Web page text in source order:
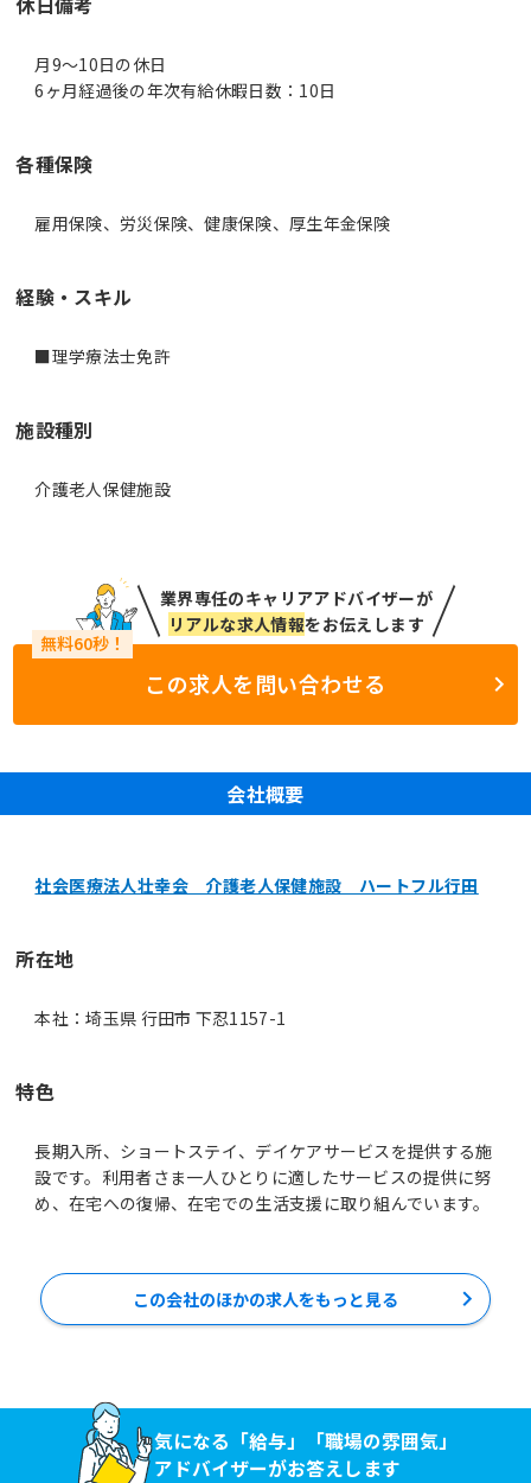
月9～10日の休日
6ヶ月経過後の年次有給休暇日数：10日
各種保険
雇用保険、労災保険、健康保険、厚生年金保険
経験・スキル
■理学療法士免許
施設種別
介護老人保健施設
業界専任のキャリアアドバイザーが
リアルな求人情報をお伝えします
この求人を問い合わせる
会社概要
社会医療法人壮幸会 介護老人保健施設 ハートフル行田
所在地
本社：埼玉県 行田市 下忍1157-1
特色
長期入所、ショートステイ、デイケアサービスを提供する施
設です。利用者さま一人ひとりに適したサービスの提供に努
め、在宅への復帰、在宅での生活支援に取り組んでいます。
この会社のほかの求人をもっと見る
気になる「給与」「職場の雰囲気」
アドバイザーがお答えします